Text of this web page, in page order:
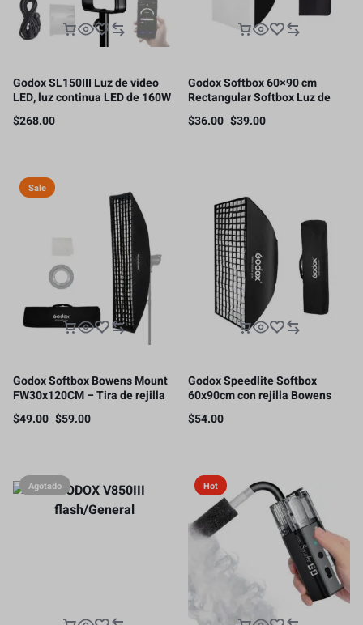
Godox SL150III Luz de video
LED, luz continua LED de 160W
73600Lux con efe
$268.00
Godox Softbox 60×90 cm
Rectangular Softbox Luz de
fotografía con Bowens
$39.00
$36.00
Sale
Godox Softbox Bowens Mount
FW30x120CM – Tira de rejilla
de panal de abeja de 12 x 47
pulgadas
$59.00
$49.00
Godox Speedlite Softbox
60x90cm con rejilla Bowens
para retrato
$54.00
Agotado Hot